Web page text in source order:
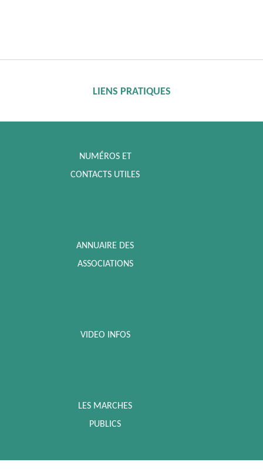
LIENS PRATIQUES
NUMÉROS ET
CONTACTS UTILES
ANNUAIRE DES
ASSOCIATIONS
VIDEO INFOS
LES MARCHES
PUBLICS